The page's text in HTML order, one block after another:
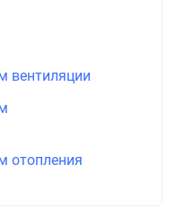
вентиляции
отопления